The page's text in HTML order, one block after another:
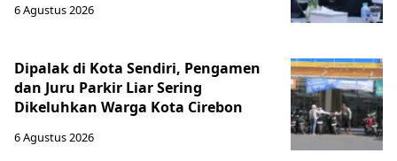
6 Agustus 2026
Dipalak di Kota Sendiri, Pengamen
dan Juru Parkir Liar Sering
Dikeluhkan Warga Kota Cirebon
6 Agustus 2026